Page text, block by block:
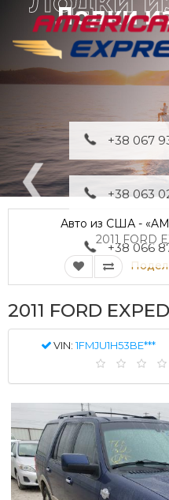
Лодки
+38 067
+38 063
+38 066
Авто из США -
2011 FORD
2011 FORD
VIN:1FMJU1H53BE***